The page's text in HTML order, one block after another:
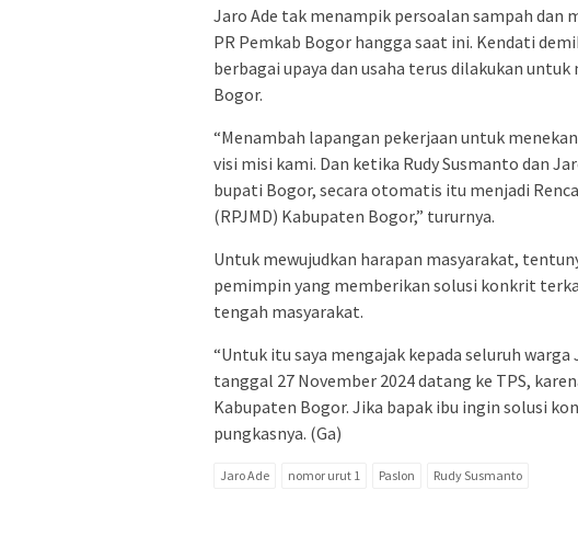
Jaro Ade tak menampik persoalan sampah dan
PR Pemkab Bogor hangga saat ini. Kendati
berbagai upaya dan usaha terus dilakukan
Bogor.
“Menambah lapangan pekerjaan untuk
visi misi kami. Dan ketika Rudy Susmanto dan
bupati Bogor, secara otomatis itu menjadi
(RPJMD) Kabupaten Bogor,” tururnya.
Untuk mewujudkan harapan masyarakat,
pemimpin yang memberikan solusi konkrit
tengah masyarakat.
“Untuk itu saya mengajak kepada seluruh
tanggal 27 November 2024 datang ke TPS,
Kabupaten Bogor. Jika bapak ibu ingin solusi
pungkasnya. (Ga)
Jaro Ade nomor urut 1 Paslon Rudy Susmanto